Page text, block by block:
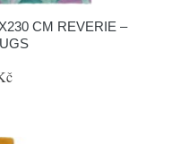
CM REVERIE –